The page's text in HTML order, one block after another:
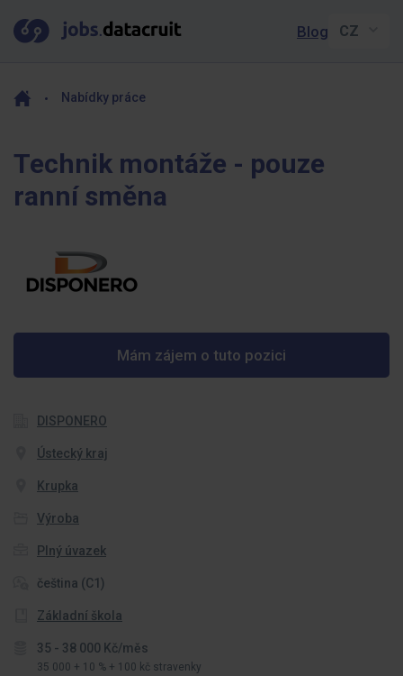
Blog
Nabídky práce
Technik montáže - pouze
ranní směna
Mám zájem o tuto pozici
DISPONERO
Ústecký kraj
Krupka
Výroba
Plný úvazek
čeština (C1)
Základní škola
35 - 38 000 Kč/měs
35 000 + 10 % + 100 kč stravenky